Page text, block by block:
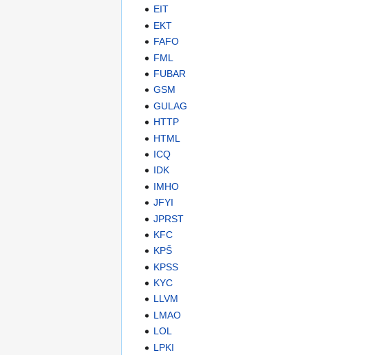
EIT
EKT
FAFO
FML
FUBAR
GSM
GULAG
HTTP
HTML
ICQ
IDK
IMHO
JFYI
JPRST
KFC
KPŠ
KPSS
KYC
LLVM
LMAO
LOL
LPKI